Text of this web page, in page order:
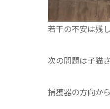
若干の不安は残
次の問題は子猫
捕獲器の方向か